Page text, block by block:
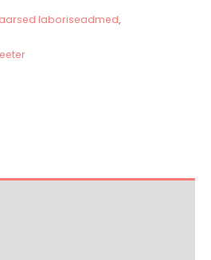
laboriseadmed,